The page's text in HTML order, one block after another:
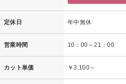
定休日 年中無休
営業時間 10：00～21：00
カット単価 ￥3,100～